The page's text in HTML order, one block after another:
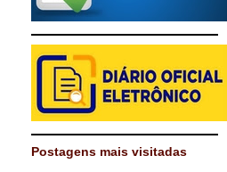
Postagens mais visitadas